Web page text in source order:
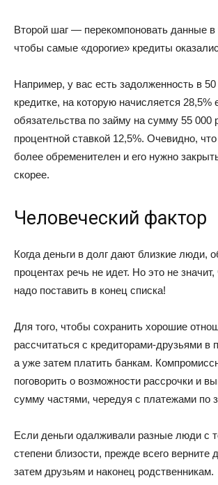
Второй шаг — перекомпоновать данные в
чтобы самые «дорогие» кредиты
Например, у вас есть задолженность в
кредитке, на которую начисляется 28,5%
обязательства по займу на сумму 55 000
процентной ставкой 12,5%. Очевидно,
более обременителен и его нужно
скорее.
Человеческий фактор
Когда деньги в долг дают близкие люди,
процентах речь не идет. Но это не значит,
надо поставить в конец списка!
Для того, чтобы сохранить хорошие
рассчитаться с кредиторами-друзьями в
а уже затем платить банкам.
поговорить о возможности рассрочки и
сумму частями, чередуя с платежами по
Если деньги одалживали разные люди с
степени близости, прежде всего верните
затем друзьям и наконец родственникам.